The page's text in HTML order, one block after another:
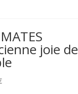
joie